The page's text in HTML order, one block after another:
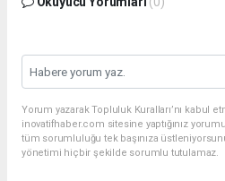
Yorum yazarak Topluluk Kuralları’nı kabul
inovatifhaber.com sitesine yaptığınız
tüm sorumluluğu tek başınıza
yönetimi hiçbir şekilde sorumlu tutulamaz.